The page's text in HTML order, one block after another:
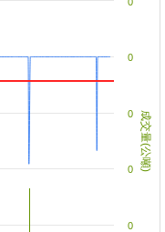
成交量(公噸)
0
0
0
0